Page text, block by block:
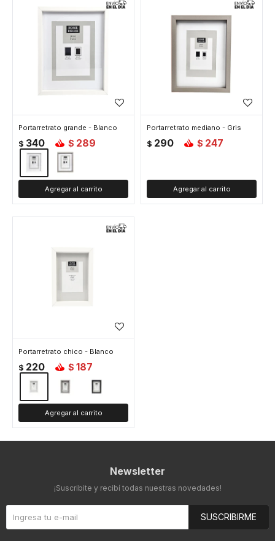
Portarretrato grande - Blanco
$ 340 $ 289
Portarretrato mediano - Gris
$ 290 $ 247
Portarretrato chico - Blanco
$ 220 $ 187
Newsletter
¡Suscribite y recibí todas nuestras novedades!
SUSCRIBIRME